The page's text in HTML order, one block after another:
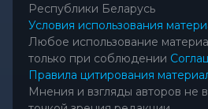
Республики Беларусь
Условия использования
Любое использование
только при соблюдении
Правила цитирования
Мнения и взгляды авторов не